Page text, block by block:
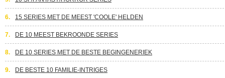
6. 15 SERIES MET DE MEEST 'COOLE' HELDEN
7. DE 10 MEEST BEKROONDE SERIES
8. DE 10 SERIES MET DE BESTE BEGINGENERIEK
9. DE BESTE 10 FAMILIE-INTRIGES